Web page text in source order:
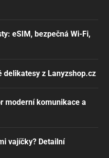
eSIM, bezpečná Wi-Fi,
delikatesy z Lanyzshop.cz
moderní komunikace a
vajíčky? Detailní